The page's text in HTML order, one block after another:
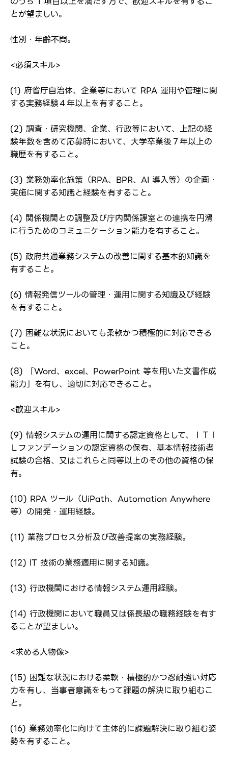
応募した方へ
弊社ホームページの求人票をみて
応募し、転職を決めた方
転職報告をする
ログイン
メールアドレス
パスワード
※パスワードを忘れた方はコチラ
新規会員登録
とが望ましい。
性別・年齢不問。
<必須スキル>
(1) 府省庁自治体、企業等において RPA 運用や管理に関
する実務経験４年以上を有すること。
(2) 調査・研究機関、企業、行政等において、上記の経
験年数を含めて応募時において、大学卒業後７年以上の
職歴を有すること。
(3) 業務効率化施策（RPA、BPR、AI 導入等）の企画・
実施に関する知識と経験を有すること。
(4) 関係機関との調整及び庁内関係課室との連携を円滑
に行うためのコミュニケーション能力を有すること。
(5) 政府共通業務システムの改善に関する基本的知識を
有すること。
(6) 情報発信ツールの管理・運用に関する知識及び経験
を有すること。
(7) 困難な状況においても柔軟かつ積極的に対応できる
こと。
(8) 「Word、excel、PowerPoint 等を用いた文書作成
能力」を有し、適切に対応できること。
<歓迎スキル>
(9) 情報システムの運用に関する認定資格として、ＩＴＩ
Ｌファンデーションの認定資格の保有、基本情報技術者
試験の合格、又はこれらと同等以上のその他の資格の保
有。
(10) RPA ツール（UiPath、Automation Anywhere
等）の開発・運用経験。
(11) 業務プロセス分析及び改善提案の実務経験。
(12) IT 技術の業務適用に関する知識。
(13) 行政機関における情報システム運用経験。
(14) 行政機関において職員又は係長級の職務経験を有す
ることが望ましい。
<求める人物像>
(15) 困難な状況における柔軟・積極的かつ忍耐強い対応
力を有し、当事者意識をもって課題の解決に取り組むこ
と。
(16) 業務効率化に向けて主体的に課題解決に取り組む姿
勢を有すること。